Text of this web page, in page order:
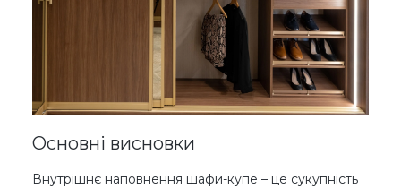
Основні висновки
Внутрішнє наповнення шафи-купе – це сукупність